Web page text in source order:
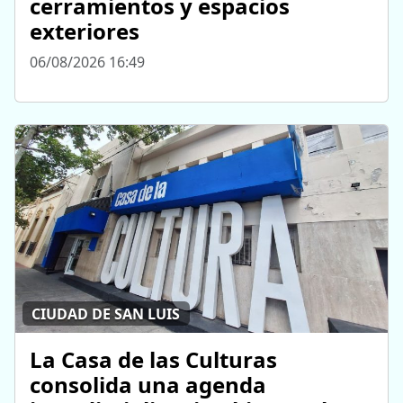
exteriores
06/08/2026 16:49
CIUDAD DE SAN LUIS
La Casa de las Culturas
consolida una agenda